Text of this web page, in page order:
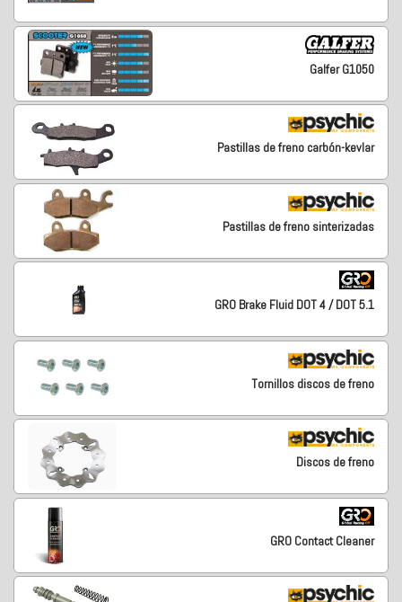
Galfer G1050
Pastillas de freno carbón-kevlar
Pastillas de freno sinterizadas
GRO Brake Fluid DOT 4 / DOT 5.1
Tornillos discos de freno
Discos de freno
GRO Contact Cleaner